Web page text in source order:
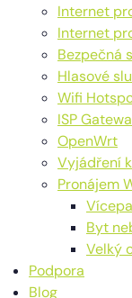
Internet
Internet
Bezpečná
Hlasové
Wifi
ISP
OpenWrt
Vyjádření
Pronájem
Byt
Velký
Podpora
Blog